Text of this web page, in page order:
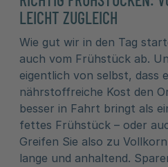
LEICHT ZUGLEICH
Wie gut wir in den Tag
auch vom Frühstück ab.
eigentlich von selbst, dass
nährstoffreiche Kost den
besser in Fahrt bringt als
fettes Frühstück – oder
Greifen Sie also zu
lange und anhaltend.